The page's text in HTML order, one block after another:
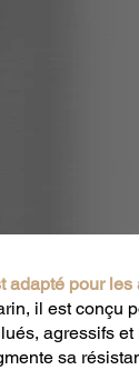
adapté pour
il est conçu
agressifs
sa